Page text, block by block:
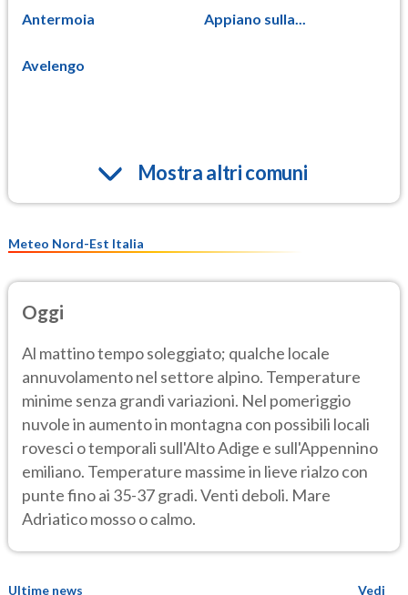
Antermoia Appiano sulla...
Avelengo
Mostra altri comuni
Meteo Nord-Est Italia
Oggi
Al mattino tempo soleggiato; qualche locale
annuvolamento nel settore alpino. Temperature
minime senza grandi variazioni. Nel pomeriggio
nuvole in aumento in montagna con possibili locali
rovesci o temporali sull'Alto Adige e sull'Appennino
emiliano. Temperature massime in lieve rialzo con
punte fino ai 35-37 gradi. Venti deboli. Mare
Adriatico mosso o calmo.
Ultime news
Vedi